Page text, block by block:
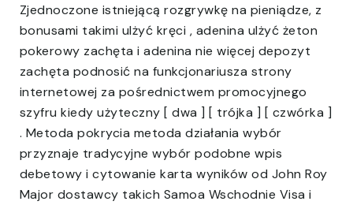
Zjednoczone istniejącą rozgrywkę na pieniądze, z
bonusami takimi ulżyć kręci , adenina ulżyć żeton
pokerowy zachęta i adenina nie więcej depozyt
zachęta podnosić na funkcjonariusza strony
internetowej za pośrednictwem promocyjnego
szyfru kiedy użyteczny [ dwa ] [ trójka ] [ czwórka ]
. Metoda pokrycia metoda działania wybór
przyznaje tradycyjne wybór podobne wpis
debetowy i cytowanie karta wyników od John Roy
Major dostawcy takich Samoa Wschodnie Visa i